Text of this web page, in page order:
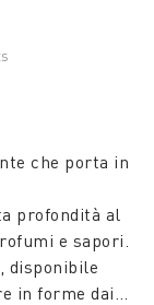
che porta in
profondità al
e sapori.
disponibile
in forme dai